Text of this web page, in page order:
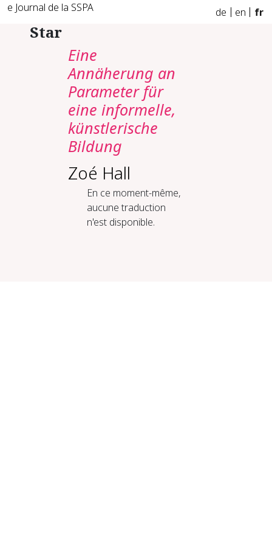
e Journal de la SSPA de en fr
Star
Eine
Annäherung an
Parameter für
eine informelle,
künstlerische
Bildung
Zoé Hall
En ce moment-même,
aucune traduction
n'est disponible.